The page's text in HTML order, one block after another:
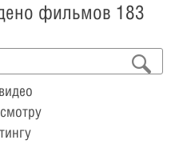
фильмов 183